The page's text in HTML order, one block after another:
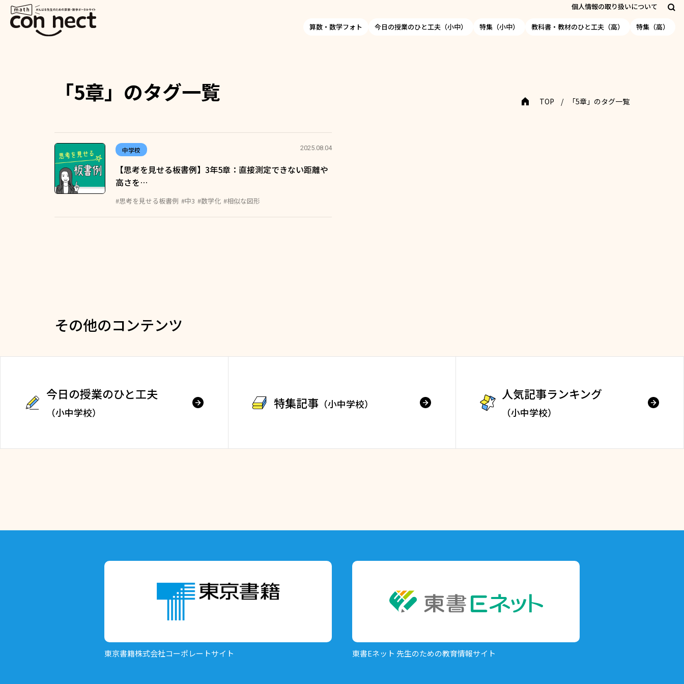
個人情報の取り扱いについて
算数・数学フォト 今日の授業のひと工夫（小中） 特集（小中） 教科書・教材のひと工夫（高） 特集（高）
「5章」のタグ一覧 TOP 「5章」のタグ一覧
中学校 2025.08.04
【思考を見せる板書例】3年5章：直接測定できない距離や
高さを…
#思考を見せる板書例 #中3 #数学化 #相似な図形
その他のコンテンツ
今日の授業のひと工夫
（小中学校）
特集記事 （小中学校）
人気記事ランキング
（小中学校）
東京書籍株式会社コーポレートサイト 東書Eネット 先生のための教育情報サイト